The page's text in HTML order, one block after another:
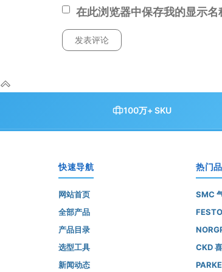
在此浏览器中保存我的显示名
100万+ SKU
快速导航
网站首页
全部产品
产品目录
选型工具
新闻动态
热门
SMC
CKD